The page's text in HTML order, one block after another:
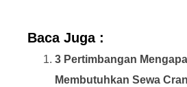
Baca Juga :
3 Pertimbangan
Membutuhkan Sewa